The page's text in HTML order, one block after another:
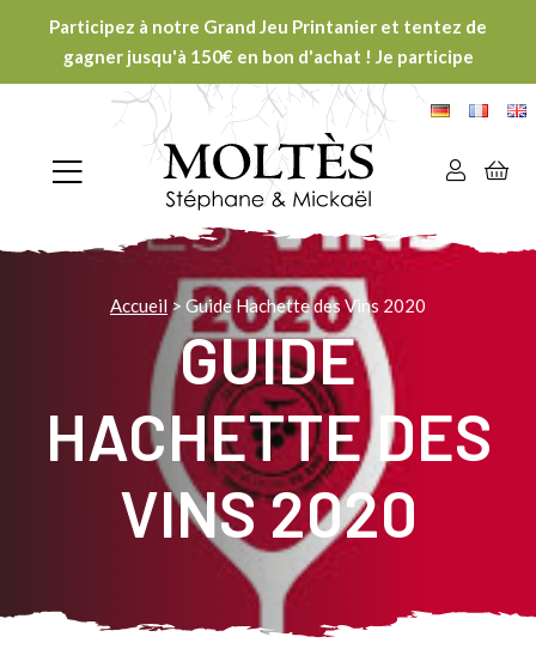
Participez à notre Grand Jeu Printanier et tentez de
gagner jusqu'à 150€ en bon d'achat ! Je participe
Accueil > Guide Hachette des Vins 2020
GUIDE
HACHETTE DES
VINS 2020